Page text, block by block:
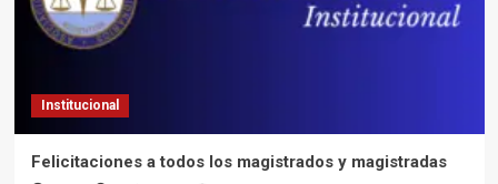
Institucional
Felicitaciones a todos los magistrados y magistradas